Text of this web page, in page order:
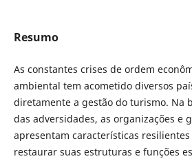
Resumo
As constantes crises de ordem
ambiental tem acometido diversos
diretamente a gestão do turismo. Na
das adversidades, as organizações e
apresentam características
restaurar suas estruturas e funções